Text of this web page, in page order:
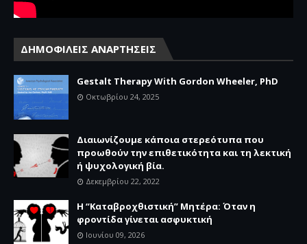
ΔΗΜΟΦΙΛΕΙΣ ΑΝΑΡΤΗΣΕΙΣ
Gestalt Therapy With Gordon Wheeler, PhD
Οκτωβρίου 24, 2025
Διαιωνίζουμε κάποια στερεότυπα που
προωθούν την επιθετικότητα και τη λεκτική
ή ψυχολογική βία.
Δεκεμβρίου 22, 2022
Η “Καταβροχθιστική” Mητέρα: Όταν η
φροντίδα γίνεται ασφυκτική
Ιουνίου 09, 2026